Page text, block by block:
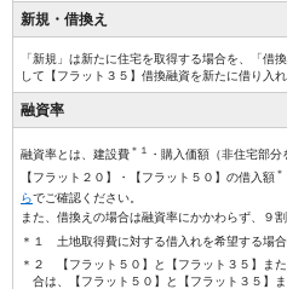
新規・借換え
「新規」は新たに住宅を取得する場合を、「借
して【フラット３５】借換融資を新たに借り入
融資率
融資率とは、建設費 ＊１
・購入価額（非住宅部
【フラット２０】・【フラット５０】の借入額 ＊
らでご確認ください。
また、借換えの場合は融資率にかかわらず、９
＊１ 土地取得費に対する借入れを希望する場合
＊２ 【フラット５０】と【フラット３５】ま
合は、【フラット５０】と【フラット３５】